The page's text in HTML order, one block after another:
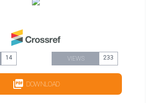
14 VIEWS 233
DOWNLOAD